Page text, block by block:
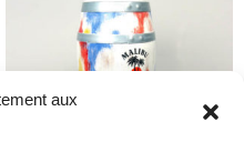
aux